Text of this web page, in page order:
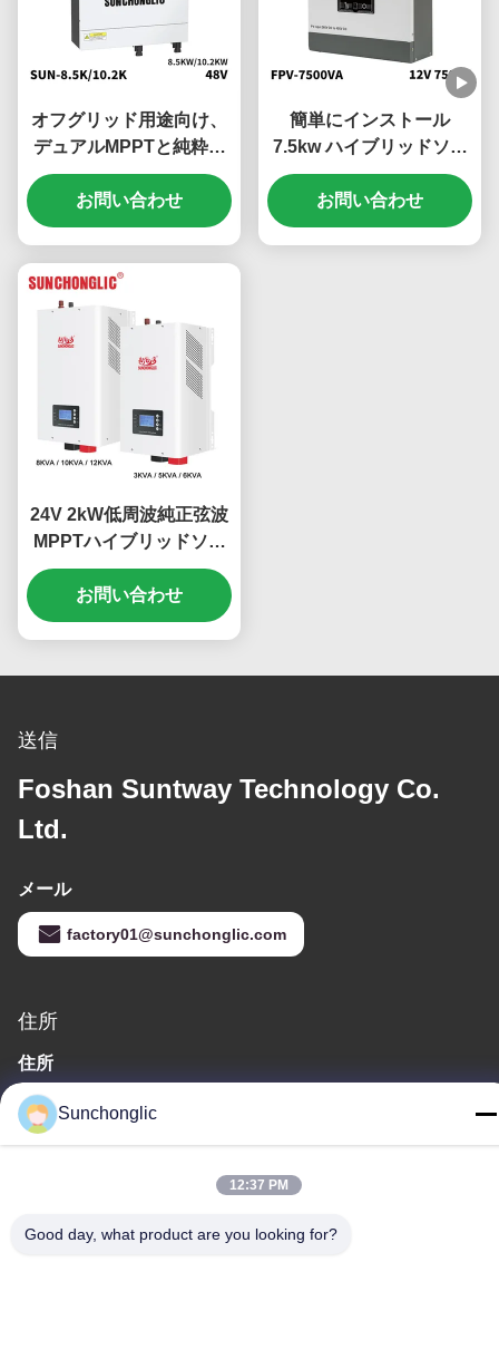
オフグリッド用途向け、
デュアルMPPTと純粋正
弦波出力を備えた8.5KW
ハイブリッドソーラーイ
ンバーター
お問い合わせ
簡単にインストール
7.5kw ハイブリッドソー
ラーインバーターオフグ
リッド MPPT 450V PV
お問い合わせ
24V 2kW低周波純正弦波
MPPTハイブリッドソー
ラーインバーター
お問い合わせ
送信
Foshan Suntway Technology Co.
Ltd.
メール
factory01@sunchonglic.com
住所
住所
広東省、中国
Tel
Sunchonglic
12:37 PM
Good day, what product are you looking for?